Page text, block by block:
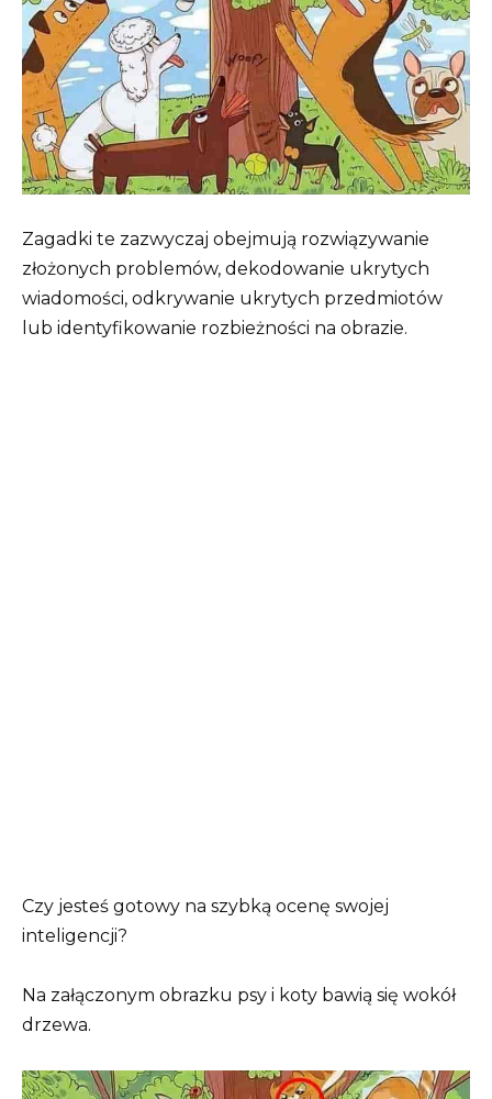
Zagadki te zazwyczaj obejmują rozwiązywanie
złożonych problemów, dekodowanie ukrytych
wiadomości, odkrywanie ukrytych przedmiotów
lub identyfikowanie rozbieżności na obrazie.
Czy jesteś gotowy na szybką ocenę swojej
inteligencji?
Na załączonym obrazku psy i koty bawią się wokół
drzewa.